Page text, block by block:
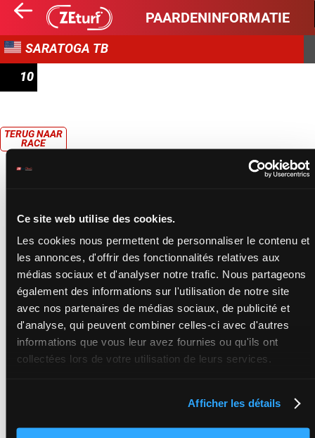
Ce site web utilise des cookies.
Les cookies nous permettent de personnaliser le contenu et
les annonces, d'offrir des fonctionnalités relatives aux
médias sociaux et d'analyser notre trafic. Nous partageons
également des informations sur l'utilisation de notre site
avec nos partenaires de médias sociaux, de publicité et
d'analyse, qui peuvent combiner celles-ci avec d'autres
informations que vous leur avez fournies ou qu'ils ont
collectées lors de votre utilisation de leurs services.
Afficher les détails
PAARDENINFORMATIE
SARATOGA TB
10
TERUG NAAR
RACE